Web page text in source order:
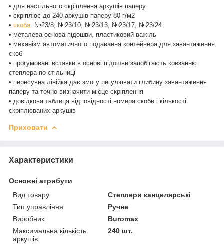
• для настільного скріплення аркушів паперу
• скріплює до 240 аркушів паперу 80 г/м2
• скоба: №23/8, №23/10, №23/13, №23/17, №23/24
• металева основа підошви, пластиковий важіль
• механізм автоматичного подавання контейнера для завантаження
скоб
• прогумовані вставки в основі підошви запобігають ковзанню
степлера по стільниці
• пересувна лінійка дає змогу регулювати глибину завантаження
паперу та точно визначити місце скріплення
• довідкова таблиця відповідності номера скоби і кількості
скріплюваних аркушів
Приховати
Характеристики
Основні атрибути
Вид товару
Степлери канцелярські
Тип управління
Ручне
Виробник
Buromax
Максимальна кількість
аркушів
240 шт.